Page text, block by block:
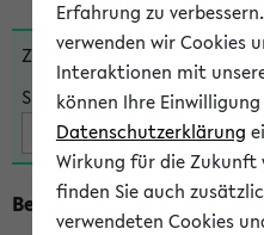
Zu viele Veranstaltungen?
Suche:
Beginn um 10 Uhr
Erfahrung zu
verwenden wir Cookies
Interaktionen mit
können Ihre
Datenschutzerklärung
Wirkung für die Zukunft
finden Sie auch
verwendeten Cookies